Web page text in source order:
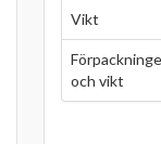
Vikt
och vikt